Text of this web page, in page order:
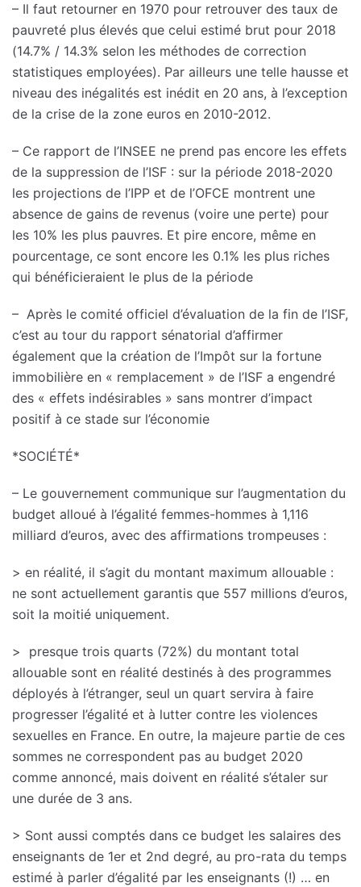
– Il faut retourner en 1970 pour retrouver des taux de
pauvreté plus élevés que celui estimé brut pour 2018
(14.7% / 14.3% selon les méthodes de correction
statistiques employées). Par ailleurs une telle hausse et
niveau des inégalités est inédit en 20 ans, à l’exception
de la crise de la zone euros en 2010-2012.
– Ce rapport de l’INSEE ne prend pas encore les effets
de la suppression de l’ISF : sur la période 2018-2020
les projections de l’IPP et de l’OFCE montrent une
absence de gains de revenus (voire une perte) pour
les 10% les plus pauvres. Et pire encore, même en
pourcentage, ce sont encore les 0.1% les plus riches
qui bénéficieraient le plus de la période
– Après le comité officiel d’évaluation de la fin de l’ISF,
c’est au tour du rapport sénatorial d’affirmer
également que la création de l’Impôt sur la fortune
immobilière en « remplacement » de l’ISF a engendré
des « effets indésirables » sans montrer d’impact
positif à ce stade sur l’économie
*SOCIÉTÉ*
– Le gouvernement communique sur l’augmentation du
budget alloué à l’égalité femmes-hommes à 1,116
milliard d’euros, avec des affirmations trompeuses :
> en réalité, il s’agit du montant maximum allouable :
ne sont actuellement garantis que 557 millions d’euros,
soit la moitié uniquement.
> presque trois quarts (72%) du montant total
allouable sont en réalité destinés à des programmes
déployés à l’étranger, seul un quart servira à faire
progresser l’égalité et à lutter contre les violences
sexuelles en France. En outre, la majeure partie de ces
sommes ne correspondent pas au budget 2020
comme annoncé, mais doivent en réalité s’étaler sur
une durée de 3 ans.
> Sont aussi comptés dans ce budget les salaires des
enseignants de 1er et 2nd degré, au pro-rata du temps
estimé à parler d’égalité par les enseignants (!) … en